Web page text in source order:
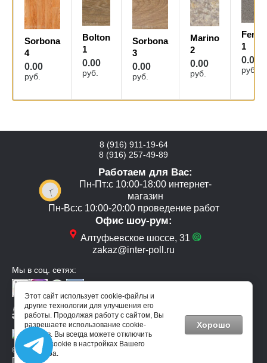
Sorbona
4
0.00
руб.
Bolton
1
0.00
руб.
Sorbona
3
0.00
руб.
Marino
2
0.00
руб.
Fenix
1
0.00
руб.
8 (916) 911-19-64
8 (916) 257-49-89
Работаем для Вас:
Пн-Пт:с 10:00-18:00 интернет-
магазин
Пн-Вс:с 10:00-20:00 проведение работ
Офис шоу-рум:
Алтуфьевское шоссе, 31
zakaz@inter-poll.ru
Мы в соц. сетях:
© 2013-2025 Интернет-магазин напольных покрытий "Интер-
Пол"
Этот сайт использует cookie-файлы и
другие технологии для улучшения его
работы. Продолжая работу с сайтом, Вы
разрешаете использование cookie-
файлов. Вы всегда можете отключить
файлы cookie в настройках Вашего
браузера.
Хорошо